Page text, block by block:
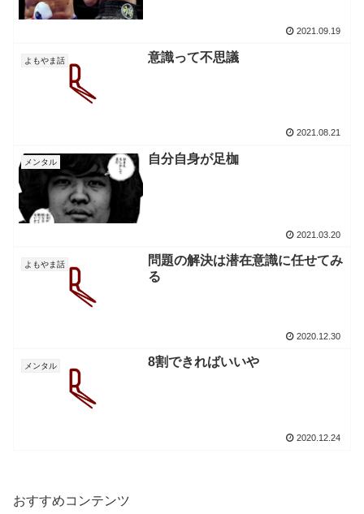
2021.09.19
よもやま話 意識って不思議
2021.08.21
メンタル 自分自身が足枷
2021.03.20
よもやま話
問題の解決は潜在意識に任せてみ
る
2020.12.30
メンタル 8割できればいいや
2020.12.24
おすすめコンテンツ